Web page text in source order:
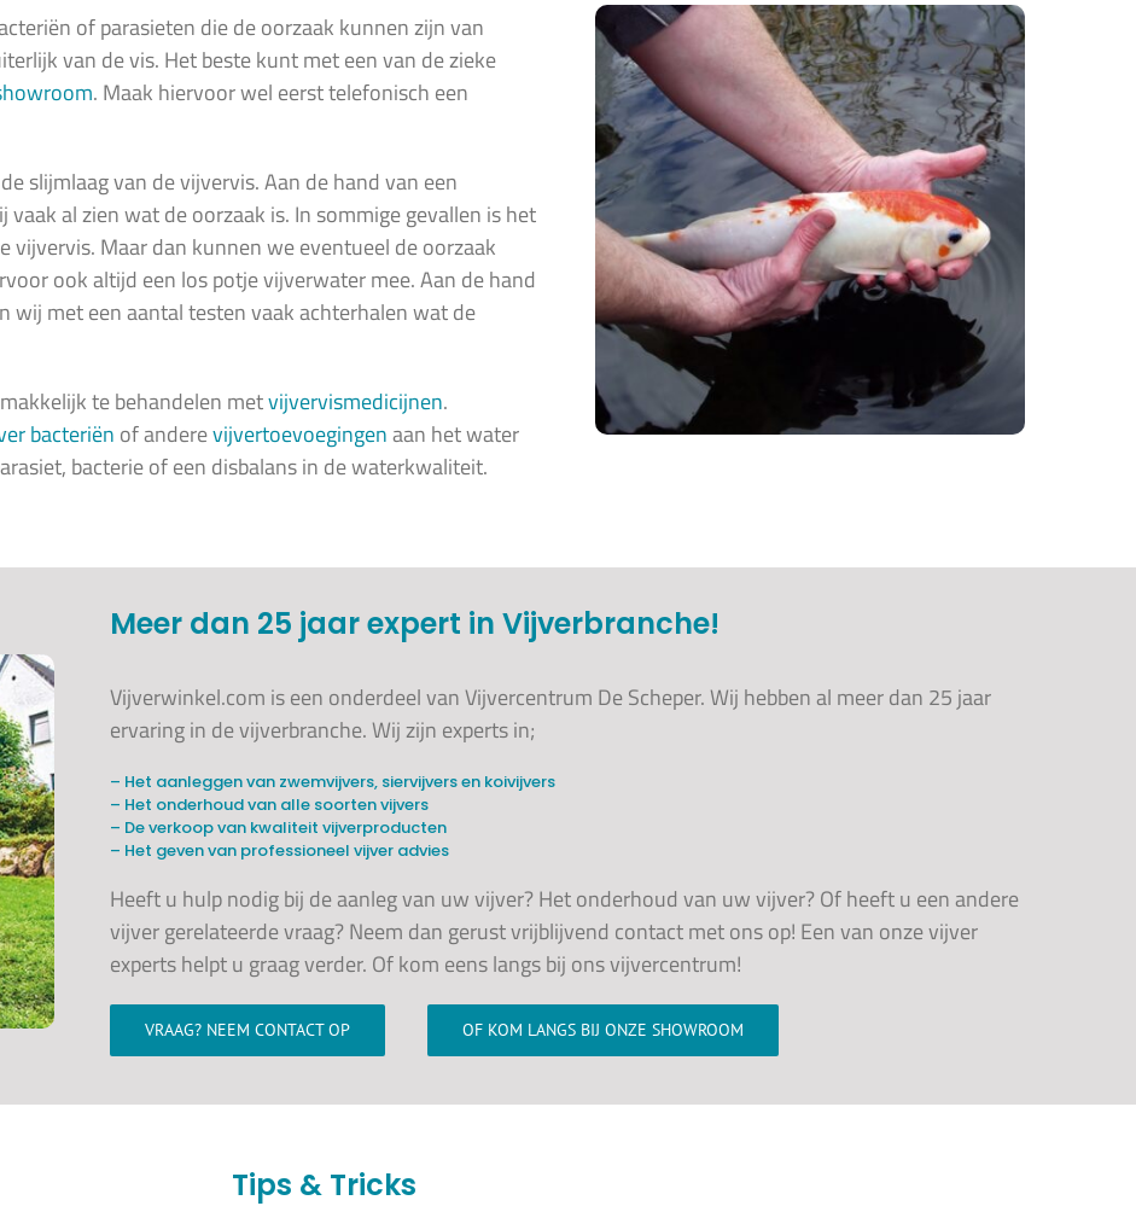
of parasieten die de oorzaak kunnen zijn van
van de vis. Het beste kunt met een van de zieke
. Maak hiervoor wel eerst telefonisch een
slijmlaag van de vijvervis. Aan de hand van een
al zien wat de oorzaak is. In sommige gevallen is het
vijvervis. Maar dan kunnen we eventueel de oorzaak
ook altijd een los potje vijverwater mee. Aan de hand
met een aantal testen vaak achterhalen wat de
te behandelen metvijvervismedicijnen.
bacteriën of anderevijvertoevoegingenaan het water
bacterie of een disbalans in de waterkwaliteit.
Meer dan 25 jaar expert in Vijverbranche!
Vijverwinkel.com is een onderdeel van Vijvercentrum De Scheper. Wij hebben al meer dan 25 jaar
ervaring in de vijverbranche. Wij zijn experts in;
– Het aanleggen van zwemvijvers, siervijvers en koivijvers
– Het onderhoud van alle soorten vijvers
– De verkoop van kwaliteit vijverproducten
– Het geven van professioneel vijver advies
Heeft u hulp nodig bij de aanleg van uw vijver? Het onderhoud van uw vijver? Of heeft u een andere
vijver gerelateerde vraag? Neem dan gerust vrijblijvend contact met ons op! Een van onze vijver
experts helpt u graag verder. Of kom eens langs bij ons vijvercentrum!
VRAAG? NEEM CONTACT OP OF KOM LANGS BIJ ONZE SHOWROOM
Tips & Tricks